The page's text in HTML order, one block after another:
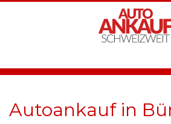
Autoankauf in